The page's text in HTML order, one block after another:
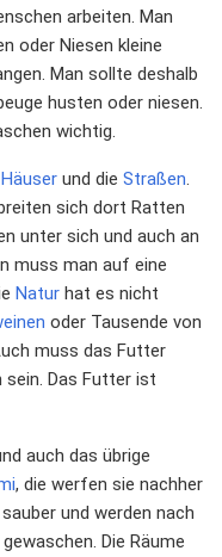
arbeiten. Man
oder Niesen kleine
Man sollte deshalb
husten oder niesen.
wichtig.
Häuser und die Straßen
sich dort Ratten
unter sich und auch an
muss man auf eine
Natur hat es nicht
oder Tausende von
muss das Futter
Das Futter ist
auch das übrige
, die werfen sie nachher
und werden nach
Die Räume